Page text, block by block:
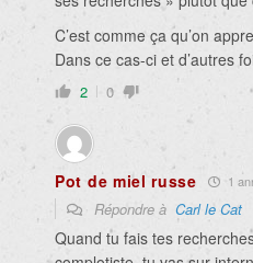
C’est comme ça qu’on
Dans ce cas-ci et d’autres
2 0
Pot de miel russe 1
Répondre à Carl le Cat
Quand tu fais tes